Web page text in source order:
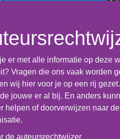
er met alle informatie op deze
Vragen die ons vaak worden
wij hier voor je op een rij
jouwe er al bij. En anders
helpen of doorverwijzen naar
de auteursrechtwijzer